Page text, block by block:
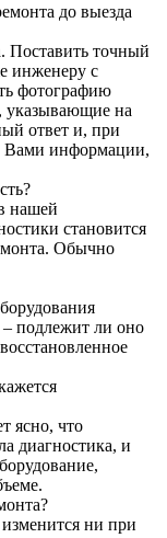
до выезда
Поставить точный
инженеру с
фотографию
на
ответ и, при
Вами информации,
нашей
становится
Обычно
– подлежит ли оно
ясно, что
диагностика, и
ни при